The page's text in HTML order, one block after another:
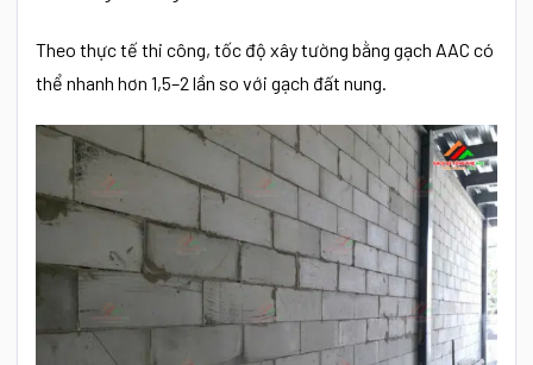
Theo thực tế thi công, tốc độ xây tường bằng gạch AAC có
thể nhanh hơn 1,5–2 lần so với gạch đất nung.